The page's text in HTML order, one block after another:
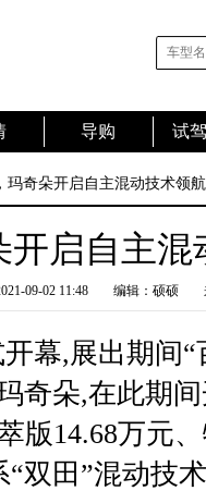
导购 试
玛奇朵开启自主混动技术领
开启自主
09-02 11:48 编辑：硕硕
幕,展出期间
奇朵,在此期
版14.68万元
“双田”混动技